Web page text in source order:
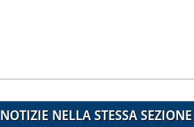
NOTIZIE NELLA STESSA SEZIONE